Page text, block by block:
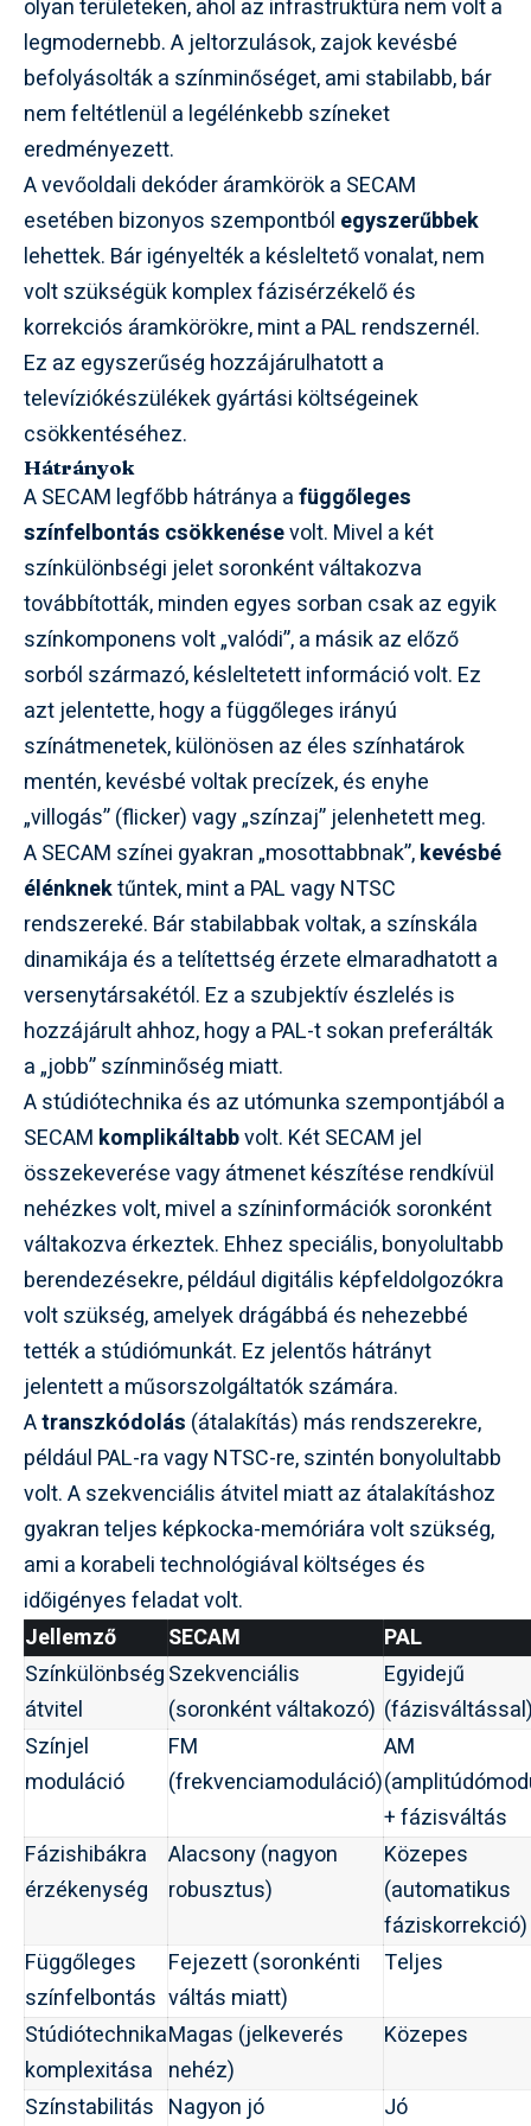
olyan területeken, ahol az infrastruktúra nem volt a
legmodernebb. A jeltorzulások, zajok kevésbé
befolyásolták a színminőséget, ami stabilabb, bár
nem feltétlenül a legélénkebb színeket
eredményezett.
A vevőoldali dekóder áramkörök a SECAM
esetében bizonyos szempontból egyszerűbbek
lehettek. Bár igényelték a késleltető vonalat, nem
volt szükségük komplex fázisérzékelő és
korrekciós áramkörökre, mint a PAL rendszernél.
Ez az egyszerűség hozzájárulhatott a
televíziókészülékek gyártási költségeinek
csökkentéséhez.
Hátrányok
A SECAM legfőbb hátránya afüggőleges
színfelbontás csökkenésevolt. Mivel a két
színkülönbségi jelet soronként váltakozva
továbbították, minden egyes sorban csak az egyik
színkomponens volt „valódi”, a másik az előző
sorból származó, késleltetett információ volt. Ez
azt jelentette, hogy a függőleges irányú
színátmenetek, különösen az éles színhatárok
mentén, kevésbé voltak precízek, és enyhe
„villogás” (flicker) vagy „színzaj” jelenhetett meg.
A SECAM színei gyakran „mosottabbnak”,kevésbé
élénknektűntek, mint a PAL vagy NTSC
rendszereké. Bár stabilabbak voltak, a színskála
dinamikája és a telítettség érzete elmaradhatott a
versenytársakétól. Ez a szubjektív észlelés is
hozzájárult ahhoz, hogy a PAL-t sokan preferálták
a „jobb” színminőség miatt.
A stúdiótechnika és az utómunka szempontjából a
SECAM komplikáltabbvolt. Két SECAM jel
összekeverése vagy átmenet készítése rendkívül
nehézkes volt, mivel a színinformációk soronként
váltakozva érkeztek. Ehhez speciális, bonyolultabb
berendezésekre, például digitális képfeldolgozókra
volt szükség, amelyek drágábbá és nehezebbé
tették a stúdiómunkát. Ez jelentős hátrányt
jelentett a műsorszolgáltatók számára.
Atranszkódolás (átalakítás) más rendszerekre,
például PAL-ra vagy NTSC-re, szintén bonyolultabb
volt. A szekvenciális átvitel miatt az átalakításhoz
gyakran teljes képkocka-memóriára volt szükség,
ami a korabeli technológiával költséges és
időigényes feladat volt.
Jellemző
SECAM
PAL
Színkülönbség
átvitel
Szekvenciális
(soronként váltakozó)
Egyidejű
Színjel
moduláció
FM
(frekvenciamoduláció)
AM
+ fázisváltás
Fázishibákra
érzékenység
Alacsony (nagyon
robusztus)
Közepes
(automatikus
fáziskorrekció)
Függőleges
színfelbontás
Fejezett (soronkénti
váltás miatt)
Teljes
Stúdiótechnika
komplexitása
Magas (jelkeverés
nehéz)
Közepes
Színstabilitás Nagyon jó Jó